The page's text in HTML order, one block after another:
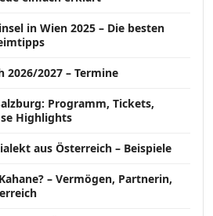
in Wien 2025 – Die besten
2026/2027 – Termine
Programm, Tickets,
Highlights
aus Österreich – Beispiele
– Vermögen, Partnerin,